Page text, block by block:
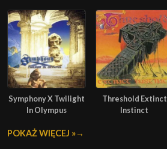
Symphony X Twilight
In Olympus
Threshold Extinct
Instinct
POKAŻ WIĘCEJ »